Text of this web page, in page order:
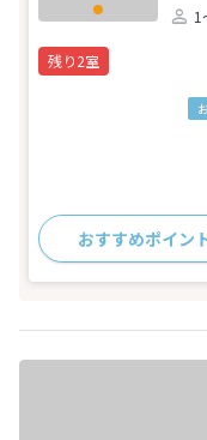
1
残り2室
おすすめポイン